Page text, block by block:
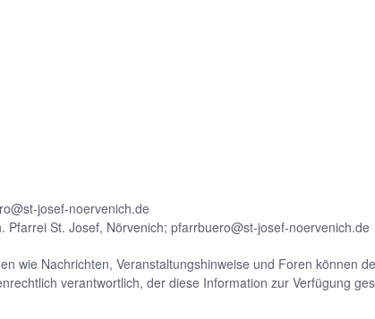
josef-noervenich.de
St. Josef, Nörvenich; pfarrbuero@st-josef-noervenich.de
wie Nachrichten, Veranstaltungshinweise und Foren können
verantwortlich, der diese Information zur Verfügung